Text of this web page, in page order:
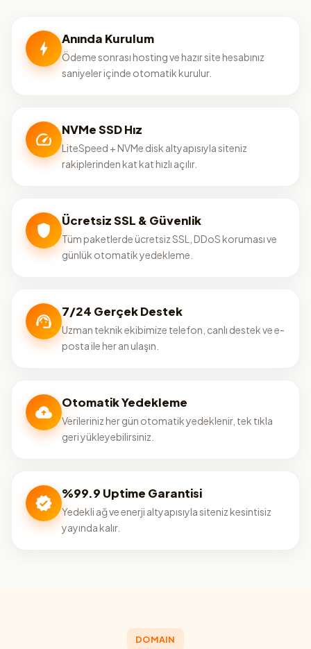
Anında Kurulum
Ödeme sonrası hosting ve hazır site hesabınız
saniyeler içinde otomatik kurulur.
NVMe SSD Hız
LiteSpeed + NVMe disk altyapısıyla siteniz
rakiplerinden kat kat hızlı açılır.
Ücretsiz SSL & Güvenlik
Tüm paketlerde ücretsiz SSL, DDoS koruması ve
günlük otomatik yedekleme.
7/24 Gerçek Destek
Uzman teknik ekibimize telefon, canlı destek ve e-
posta ile her an ulaşın.
Otomatik Yedekleme
Verileriniz her gün otomatik yedeklenir, tek tıkla
geri yükleyebilirsiniz.
%99.9 Uptime Garantisi
Yedekli ağ ve enerji altyapısıyla siteniz kesintisiz
yayında kalır.
DOMAIN